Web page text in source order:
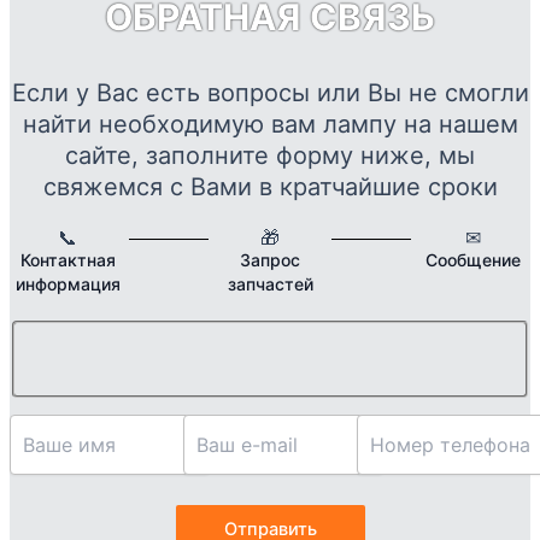
ОБРАТНАЯ СВЯЗЬ
Если у Вас есть вопросы или Вы не смогли
найти необходимую вам лампу на нашем
сайте, заполните форму ниже, мы
свяжемся с Вами в кратчайшие сроки
📞
Контактная
информация
🎁
Запрос
запчастей
✉
Сообщение